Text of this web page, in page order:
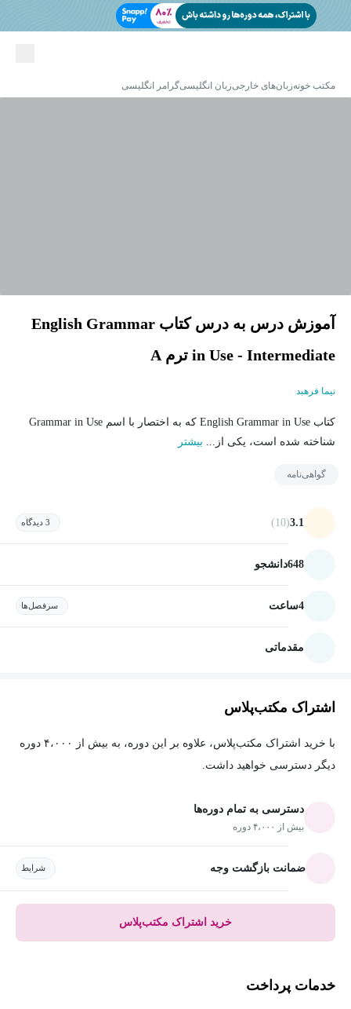
مکتب خونهزبان‌های خارجیزبان انگلیسیگرامر انگلیسی
آموزش درس به درس کتاب English Grammar
in Use - Intermediate ترم A
نیما فرهبد
کتاب English Grammar in Use که به اختصار با اسم Grammar in Use
شناخته شده است، یکی از... بیشتر
گواهی‌نامه
3.1
(10) 3 دیدگاه
648دانشجو
4ساعت سرفصل‌ها
مقدماتی
اشتراک مکتب‌پلاس
با خرید اشتراک مکتب‌پلاس، علاوه بر این دوره، به بیش از ۴،۰۰۰ دوره
دیگر دسترسی خواهید داشت.
دسترسی به تمام دوره‌ها
بیش از ۴،۰۰۰ دوره
ضمانت بازگشت وجه شرایط
خرید اشتراک مکتب‌پلاس
خدمات پرداخت